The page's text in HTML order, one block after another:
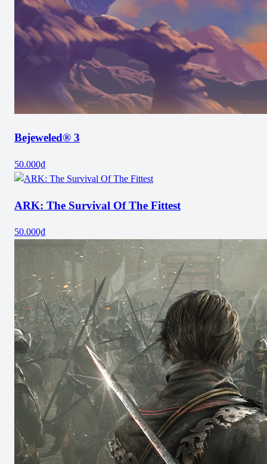
Bejeweled® 3
50.000₫
ARK: The Survival Of The Fittest
50.000₫